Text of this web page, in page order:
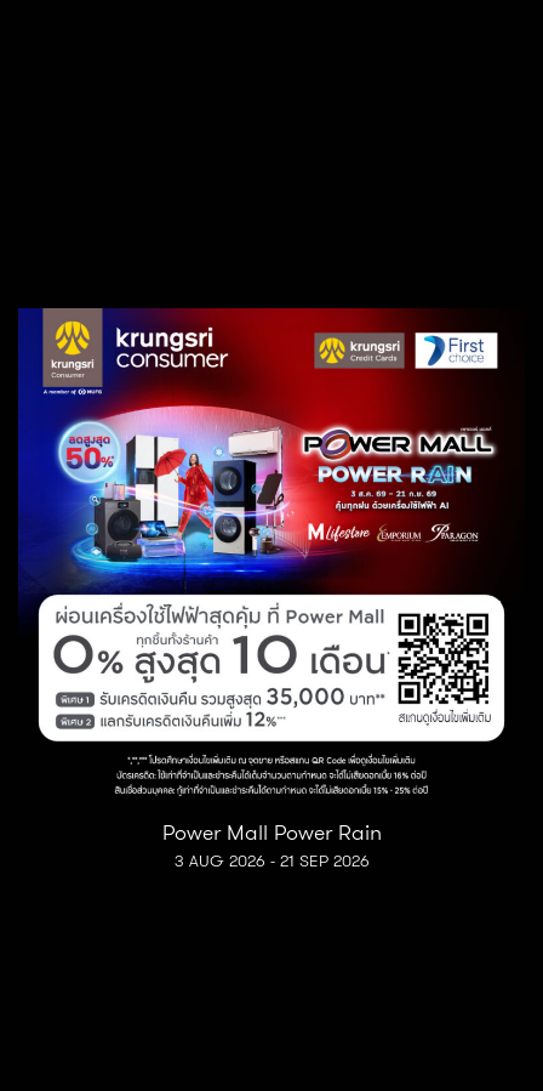
Power Mall Power Rain
3 AUG 2026 - 21 SEP 2026